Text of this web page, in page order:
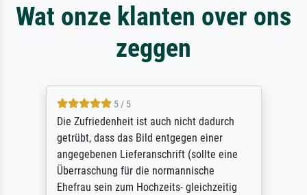
Wat onze klanten over ons
zeggen
5 / 5
Die Zufriedenheit ist auch nicht dadurch
getrübt, dass das Bild entgegen einer
angegebenen Lieferanschrift (sollte eine
Überraschung für die normannische
Ehefrau sein zum Hochzeits- gleichzeitig